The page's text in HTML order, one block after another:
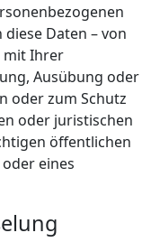
Daten – von
mit Ihrer
Ausübung oder
oder zum Schutz
oder juristischen
öffentlichen
eines